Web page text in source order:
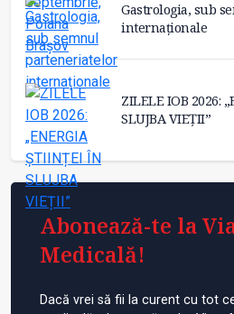
Gastrologia, sub
internaționale
ZILELE IOB 2026:
SLUJBA VIEȚII”
Abonează-te la
Medicală!
Dacă vrei să fii la curent cu tot